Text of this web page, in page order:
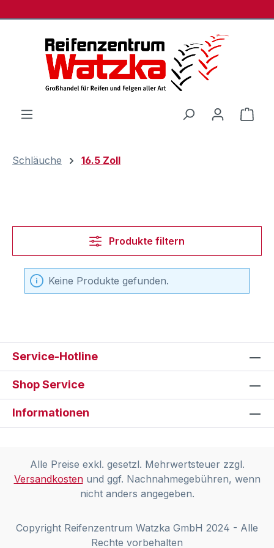
Schläuche 16.5 Zoll
Produkte filtern
Keine Produkte gefunden.
Service-Hotline
Shop Service
Informationen
Alle Preise exkl. gesetzl. Mehrwertsteuer zzgl.
Versandkostenund ggf. Nachnahmegebühren, wenn
nicht anders angegeben.
Copyright Reifenzentrum Watzka GmbH 2024 - Alle
Rechte vorbehalten